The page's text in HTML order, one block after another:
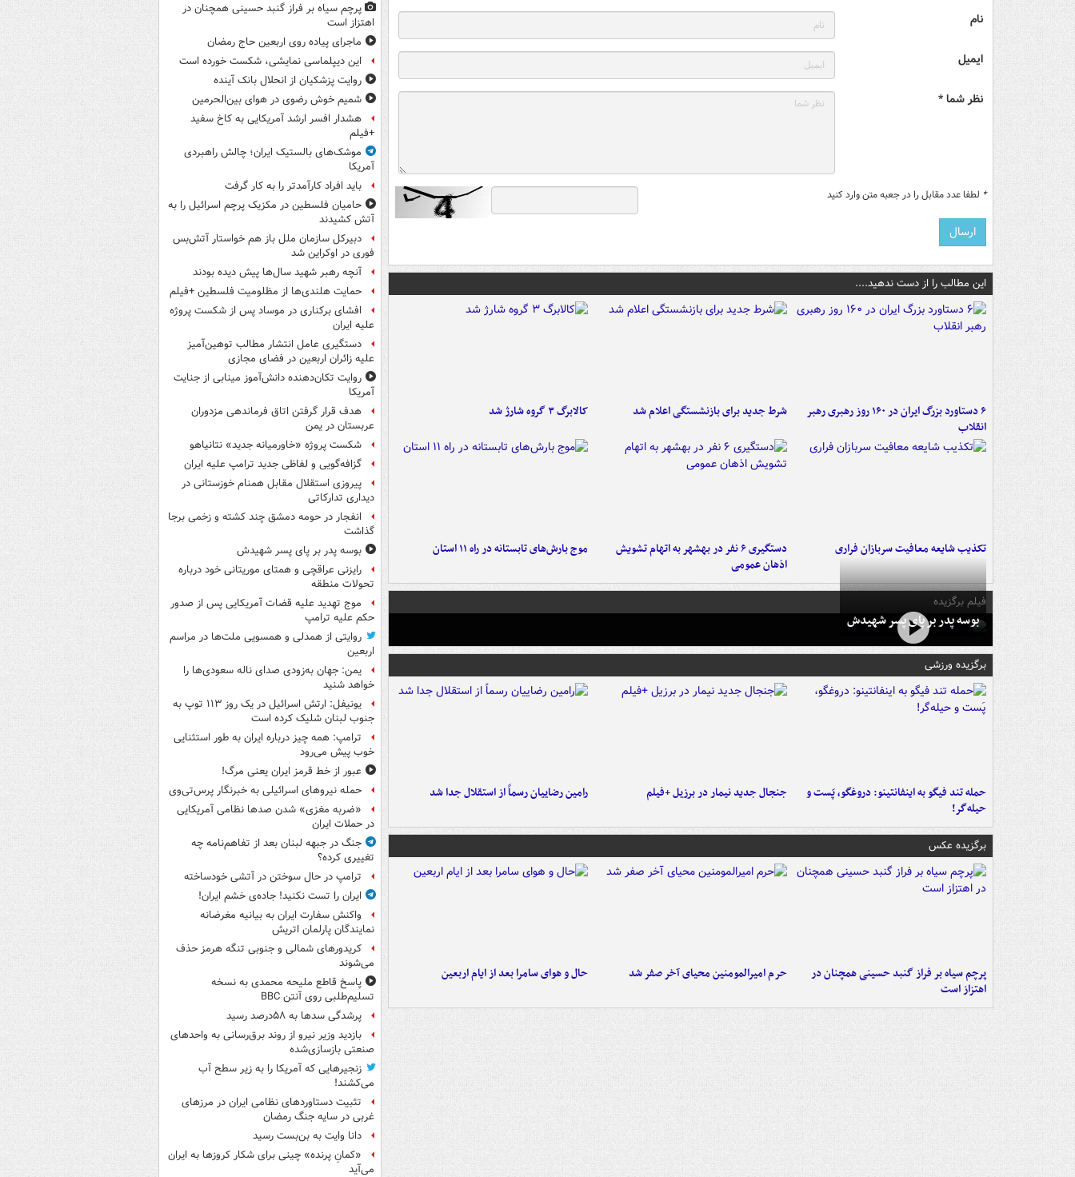
نام
ایمیل
نظر شما *
* لطفا عدد مقابل را در جعبه متن وارد کنید
این مطالب را از دست ندهید....
۶ دستاورد بزرگ ایران در ۱۶۰ روز رهبری رهبر
انقلاب
شرط جدید برای بازنشستگی اعلام شد کالابرگ ۳ گروه شارژ شد
تکذیب شایعه معافیت سربازان فراری
دستگیری ۶ نفر در بهشهر به اتهام تشویش
اذهان عمومی
موج بارش‌های تابستانه در راه ۱۱ استان
فیلم برگزیده
بوسه‌ پدر بر پای پسر شهیدش
برگزیده ورزشی
حمله تند فیگو به اینفانتینو: دروغگو، پَست‌ و
حیله‌گر!
جنجال جدید نیمار در برزیل +فیلم رامین رضاییان رسماً از استقلال جدا شد
برگزیده عکس
پرچم سیاه بر فراز گنبد حسینی همچنان در
اهتزاز است
حرم امیرالمومنین محیای آخر صفر شد حال و هوای سامرا بعد از ایام اربعین
پرچم سیاه بر فراز گنبد حسینی همچنان در
اهتزاز است
ماجرای پیاده روی اربعین حاج رمضان
این دیپلماسی نمایشی، شکست خورده است
روایت پزشکیان از انحلال بانک آینده
شمیم خوش رضوی در هوای بین‌الحرمین
هشدار افسر ارشد آمریکایی به کاخ سفید
+فیلم
موشک‌های بالستیک ایران؛ چالش راهبردی
آمریکا
باید افراد کارآمدتر را به کار گرفت
حامیان فلسطین در مکزیک پرچم اسرائیل را به
آتش کشیدند
دبیرکل سازمان ملل باز هم خواستار آتش‌بس
فوری در اوکراین شد
آنچه رهبر شهید سال‌ها پیش دیده بودند
حمایت هلندی‌ها از مظلومیت فلسطین +فیلم
افشای برکناری در موساد پس از شکست پروژه
علیه ایران
دستگیری عامل انتشار مطالب توهین‌آمیز
علیه زائران اربعین در فضای مجازی
روایت تکان‌دهنده دانش‌آموز مینابی از جنایت
آمریکا
هدف قرار گرفتن اتاق‌ فرماندهی مزدوران
عربستان در یمن
شکست پروژه «خاورمیانه جدید» نتانیاهو
گزافه‌گویی و لفاظی جدید ترامپ علیه ایران
پیروزی استقلال مقابل همنام خوزستانی در
دیداری تدارکاتی
انفجار در حومه دمشق چند کشته و زخمی برجا
گذاشت
بوسه‌ پدر بر پای پسر شهیدش
رایزنی عراقچی و همتای موریتانی خود درباره
تحولات منطقه
موج تهدید علیه قضات آمریکایی پس از صدور
حکم علیه ترامپ
روایتی از همدلی و همسویی ملت‌ها در مراسم
اربعین
یمن: جهان به‌زودی صدای ناله سعودی‌ها را
خواهد شنید
یونیفل: ارتش اسرائیل در یک روز ۱۱۳ توپ به
جنوب لبنان شلیک کرده است
ترامپ: همه چیز درباره ایران به طور استثنایی
خوب پیش می‌رود
عبور از خط قرمز ایران یعنی مرگ!
حمله نیروهای اسرائیلی به خبرنگار پرس‌تی‌وی
«ضربه مغزی» شدن صدها نظامی آمریکایی
در حملات ایران
جنگ در جبهه لبنان بعد از تفاهم‌نامه چه
تغییری کرده؟
ترامپ در حال سوختن در آتشی خودساخته
ایران را تست نکنید! جاده‌ی خشم ایران!
واکنش سفارت ایران به بیانیه مغرضانه
نمایندگان پارلمان اتریش
کریدورهای شمالی و جنوبی تنگه هرمز حذف
می‌شوند
پاسخ قاطع ملیحه محمدی به نسخه
تسلیم‌طلبی روی آنتن BBC
پرشدگی سدها به ۵۸درصد رسید
بازدید وزیر نیرو از روند برق‌رسانی به واحدهای
صنعتی بازسازی‌شده
زنجیرهایی که آمریکا را به زیر سطح آب
می‌کشند!
تثبیت دستاوردهای نظامی ایران در مرزهای
غربی در سایه جنگ رمضان
دانا وایت به بن‌بست رسید
«کمانِ پرنده» چینی برای شکار کروزها به ایران
می‌آید